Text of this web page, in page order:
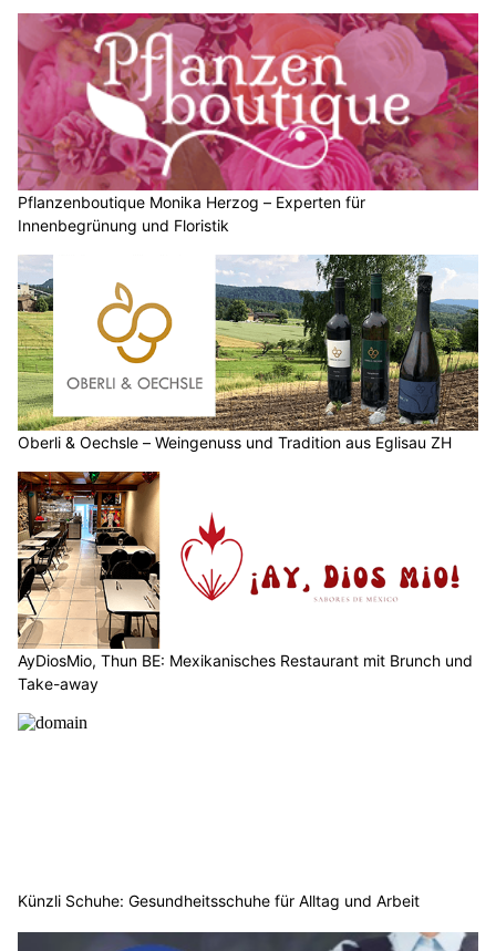
Pflanzenboutique Monika Herzog – Experten für
Innenbegrünung und Floristik
Oberli & Oechsle – Weingenuss und Tradition aus Eglisau ZH
AyDiosMio, Thun BE: Mexikanisches Restaurant mit Brunch und
Take-away
Künzli Schuhe: Gesundheitsschuhe für Alltag und Arbeit